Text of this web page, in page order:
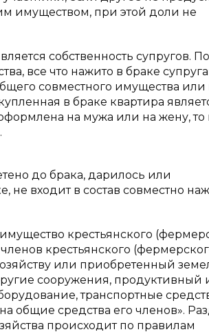
имуществом, при этой доли не
собственность супругов.
все что нажито в браке
совместного имущества
в браке квартира
на мужа или на жену, то
до брака, дарилось или
не входит в состав совместно
крестьянского
крестьянского
или приобретенный
сооружения, продуктивный
транспортные
общие средства его членов».
происходит по правилам